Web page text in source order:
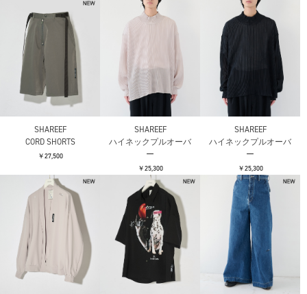
SHAREEF
CORD SHORTS
￥27,500
SHAREEF
ハイネックプルオーバ
ー
￥25,300
SHAREEF
ハイネックプルオーバ
ー
￥25,300